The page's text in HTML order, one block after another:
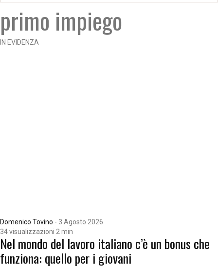
primo impiego
IN EVIDENZA
Domenico Tovino - 3 Agosto 2026
34 visualizzazioni 2 min
Nel mondo del lavoro italiano c’è un bonus che
funziona: quello per i giovani